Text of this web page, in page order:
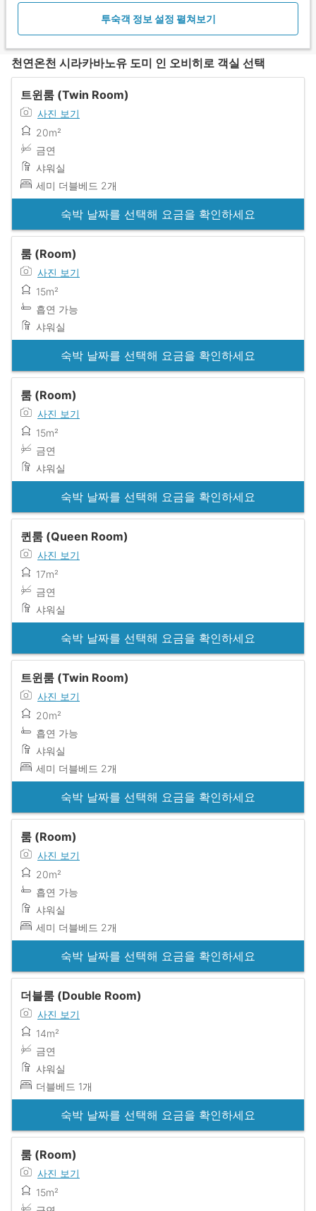
투숙객 정보 설정 펼쳐보기
천연온천 시라카바노유 도미 인 오비히로 객실 선택
트윈룸 (Twin Room)
사진 보기
20m²
금연
샤워실
세미 더블베드 2개
숙박 날짜를 선택해 요금을 확인하세요
룸 (Room)
사진 보기
15m²
흡연 가능
샤워실
숙박 날짜를 선택해 요금을 확인하세요
룸 (Room)
사진 보기
15m²
금연
샤워실
숙박 날짜를 선택해 요금을 확인하세요
퀸룸 (Queen Room)
사진 보기
17m²
금연
샤워실
숙박 날짜를 선택해 요금을 확인하세요
트윈룸 (Twin Room)
사진 보기
20m²
흡연 가능
샤워실
세미 더블베드 2개
숙박 날짜를 선택해 요금을 확인하세요
룸 (Room)
사진 보기
20m²
흡연 가능
샤워실
세미 더블베드 2개
숙박 날짜를 선택해 요금을 확인하세요
더블룸 (Double Room)
사진 보기
14m²
금연
샤워실
더블베드 1개
숙박 날짜를 선택해 요금을 확인하세요
룸 (Room)
사진 보기
15m²